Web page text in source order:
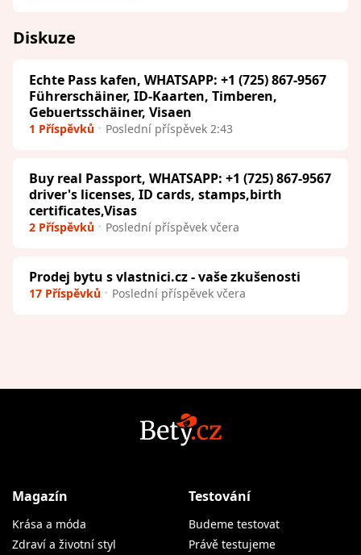
Diskuze
Echte Pass kafen, WHATSAPP: +1 (725) 867-9567
Führerschäiner, ID-Kaarten, Timberen,
Gebuertsschäiner, Visaen
1 Příspěvků Poslední příspěvek 2:43
Buy real Passport, WHATSAPP: +1 (725) 867-9567
driver's licenses, ID cards, stamps,birth
certificates,Visas
2 Příspěvků Poslední příspěvek včera
Prodej bytu s vlastnici.cz - vaše zkušenosti
17 Příspěvků Poslední příspěvek včera
Magazín
Krása a móda
Zdraví a životní styl
Testování
Budeme testovat
Právě testujeme